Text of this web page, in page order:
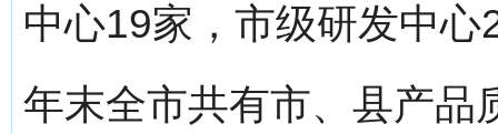
中心19家，市级研发中心
年末全市共有市、县产品